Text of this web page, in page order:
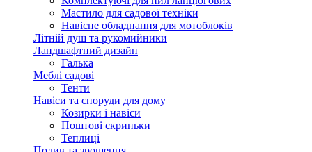
Мастило для садової техніки
Навісне обладнання для мотоблоків
Літній душ та рукомийники
Ландшафтний дизайн
Галька
Меблі садові
Тенти
Навіси та споруди для дому
Козирки і навіси
Поштові скриньки
Теплиці